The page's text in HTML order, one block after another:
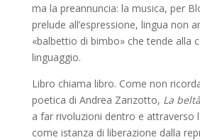
ma la preannuncia: la musica, per
prelude all’espressione, lingua non
«balbettio di bimbo» che tende alla
linguaggio.
Libro chiama libro. Come non
poetica di Andrea Zanzotto, La beltà
a far rivoluzioni dentro e attraverso
come istanza di liberazione dalla